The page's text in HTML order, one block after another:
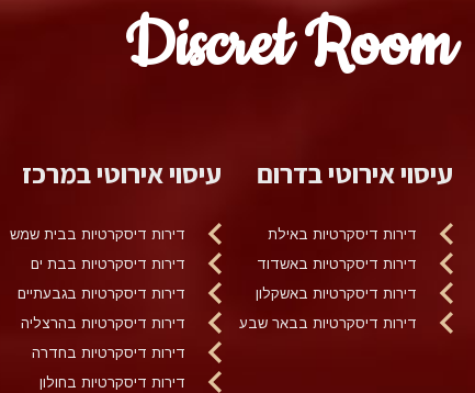
Discret Room
עיסוי אירוטי בדרום
דירות דיסקרטיות באילת
דירות דיסקרטיות באשדוד
דירות דיסקרטיות באשקלון
דירות דיסקרטיות בבאר שבע
עיסוי אירוטי במרכז
דירות דיסקרטיות בבית שמש
דירות דיסקרטיות בבת ים
דירות דיסקרטיות בגבעתיים
דירות דיסקרטיות בהרצליה
דירות דיסקרטיות בחדרה
דירות דיסקרטיות בחולון